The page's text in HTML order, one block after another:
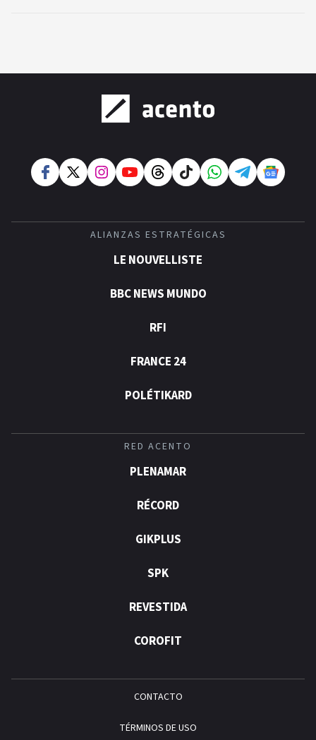
ALIANZAS ESTRATÉGICAS
LE NOUVELLISTE
BBC NEWS MUNDO
RFI
FRANCE 24
POLÉTIKARD
RED ACENTO
PLENAMAR
RÉCORD
GIKPLUS
SPK
REVESTIDA
COROFIT
CONTACTO
TÉRMINOS DE USO